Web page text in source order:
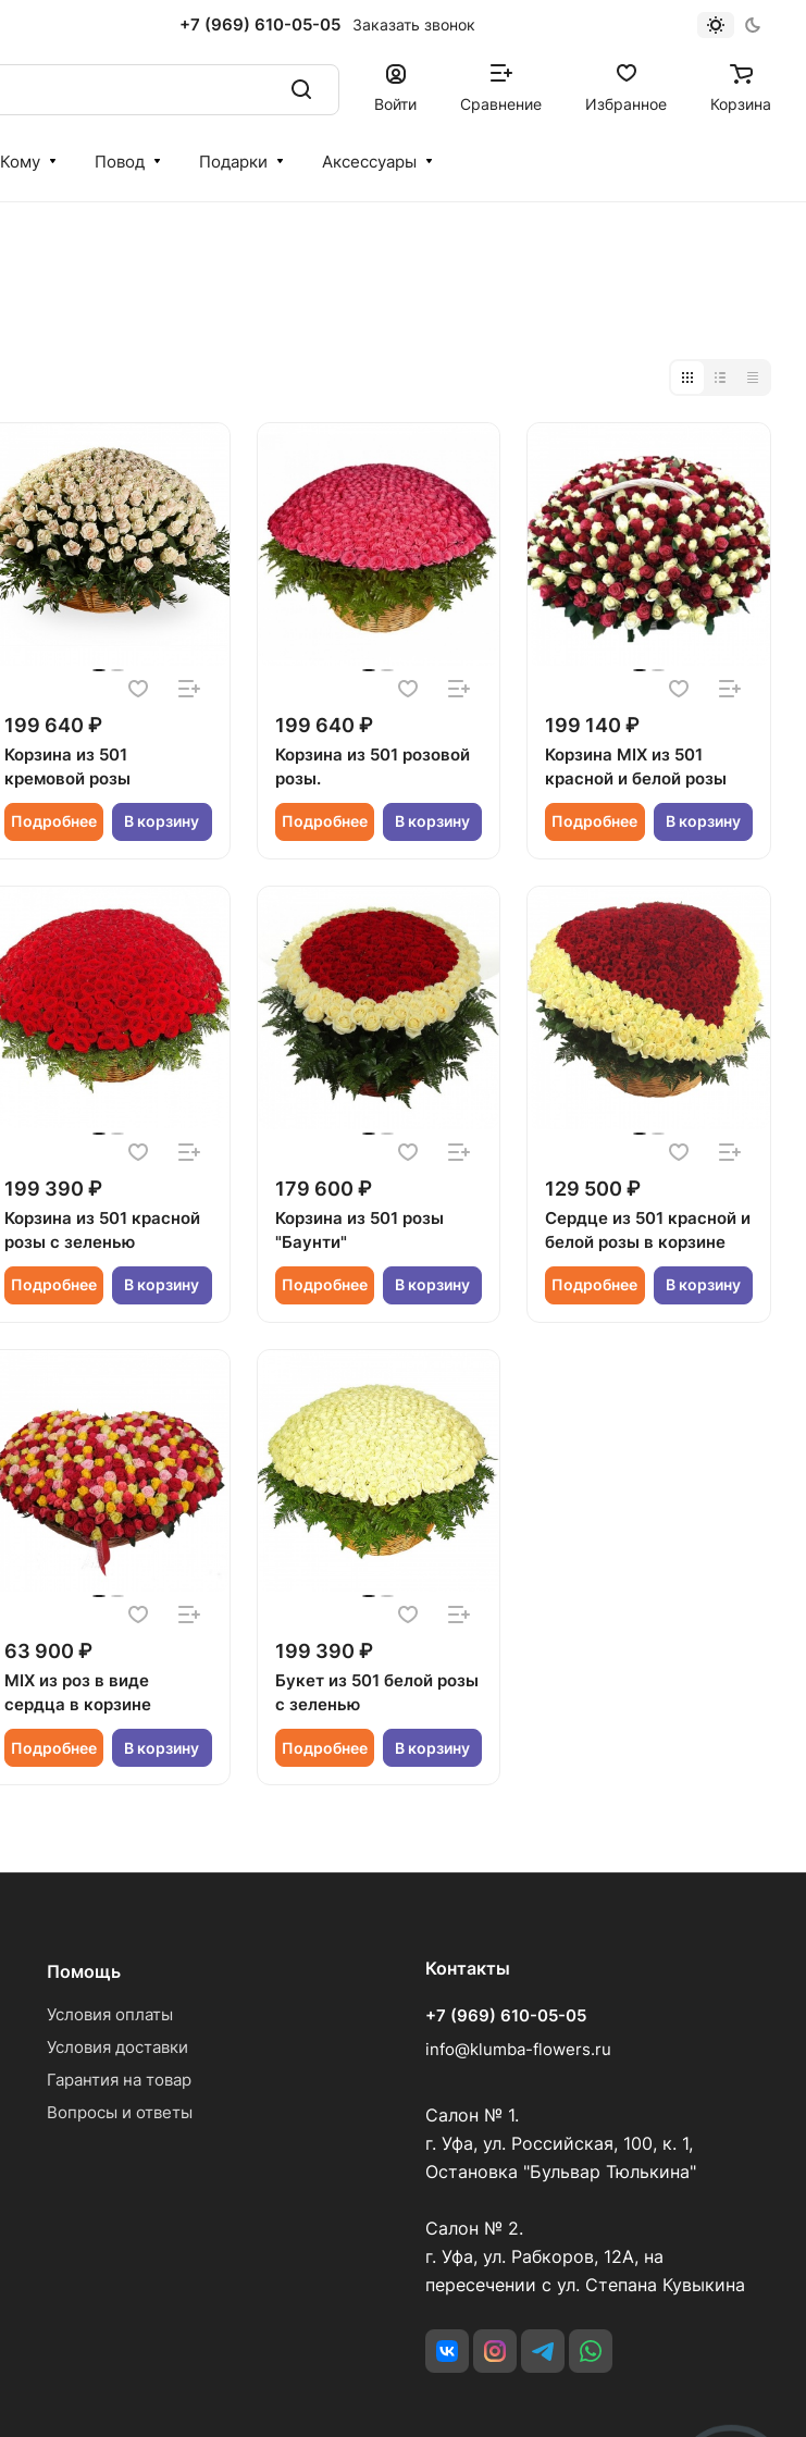
+7 (969) 610-05-05 Заказать звонок
Войти Сравнение Избранное Корзина
Кому Повод Подарки Аксессуары
199 640 ₽
Корзина из 501
кремовой розы
Подробнее В корзину
199 640 ₽
Корзина из 501 розовой
розы.
Подробнее В корзину
199 140 ₽
Корзина MIX из 501
красной и белой розы
Подробнее В корзину
199 390 ₽
Корзина из 501 красной
розы с зеленью
Подробнее В корзину
179 600 ₽
Корзина из 501 розы
"Баунти"
Подробнее В корзину
129 500 ₽
Сердце из 501 красной и
белой розы в корзине
Подробнее В корзину
63 900 ₽
MIX из роз в виде
сердца в корзине
Подробнее В корзину
199 390 ₽
Букет из 501 белой розы
с зеленью
Подробнее В корзину
Помощь
Условия оплаты
Условия доставки
Гарантия на товар
Вопросы и ответы
Контакты
+7 (969) 610-05-05
info@klumba-flowers.ru
Салон № 1.
г. Уфа, ул. Российская, 100, к. 1,
Остановка "Бульвар Тюлькина"
Салон № 2.
г. Уфа, ул. Рабкоров, 12А, на
пересечении с ул. Степана Кувыкина